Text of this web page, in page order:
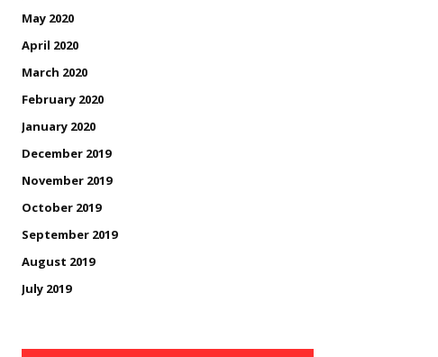
May 2020
April 2020
March 2020
February 2020
January 2020
December 2019
November 2019
October 2019
September 2019
August 2019
July 2019